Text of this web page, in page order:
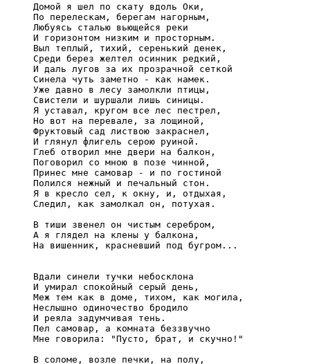
     Домой я шел по скату вдоль Оки,
     По перелескам, берегам нагорным,
     Любуясь сталью вьющейся реки
     И горизонтом низким и просторным.
     Выл теплый, тихий, серенький денек,
     Среди берез желтел осинник редкий,
     И даль лугов за их прозрачной сеткой
     Синела чуть заметно - как намек.
     Уже давно в лесу замолкли птицы,
     Свистели и шуршали лишь синицы.
     Я уставал, кругом все лес пестрел,
     Но вот на перевале, за лощиной,
     Фруктовый сад листвою закраснел,
     И глянул флигель серою руиной.
     Глеб отворил мне двери на балкон,
     Поговорил со мною в позе чинной,
     Принес мне самовар - и по гостиной
     Полился нежный и печальный стон.
     Я в кресло сел, к окну, и, отдыхая,
     Следил, как замолкал он, потухая.
     В тиши звенел он чистым серебром,
     А я глядел на клены у балкона,
     На вишенник, красневший под бугром...
     Вдали синели тучки небосклона
     И умирал спокойный серый день,
     Меж тем как в доме, тихом, как могила,
     Неслышно одиночество бродило
     И реяла задумчивая тень.
     Пел самовар, а комната беззвучно
     Мне говорила: "Пусто, брат, и скучно!"
     В соломе, возле печки, на полу,